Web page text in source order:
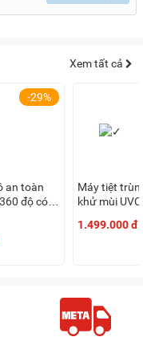
Xem tất cả
-29%
an toàn
độ có
1,
Máy tiệt
khử mùi
Plasmax 10
1.499.000 đ